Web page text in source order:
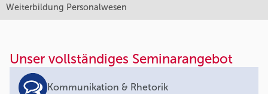
Weiterbildung Personalwesen
Unser vollständiges Seminarangebot
Kommunikation & Rhetorik